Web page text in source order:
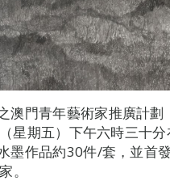
澳門青年藝術家推廣計
星期五）下午六時三十
墨作品約30件/套，並首
。